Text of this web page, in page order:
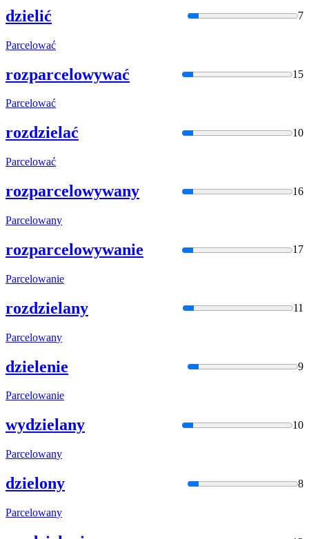
dzielić 7
Parcelować
rozparcelowywać 15
Parcelować
rozdzielać 10
Parcelować
rozparcelowywany 16
Parcelowany
rozparcelowywanie 17
Parcelowanie
rozdzielany 11
Parcelowany
dzielenie 9
Parcelowanie
wydzielany 10
Parcelowany
dzielony 8
Parcelowany